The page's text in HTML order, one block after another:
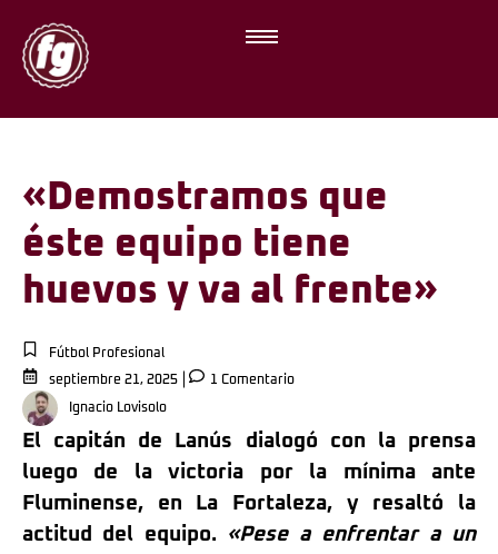
«Demostramos que
éste equipo tiene
huevos y va al frente»
Fútbol Profesional
septiembre 21, 2025
1 Comentario
Ignacio Lovisolo
El capitán de Lanús dialogó con la prensa
luego de la victoria por la mínima ante
Fluminense, en La Fortaleza, y resaltó la
actitud del equipo. «Pese a enfrentar a un